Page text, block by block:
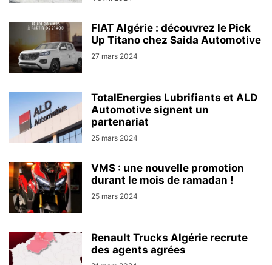
FIAT Algérie : découvrez le Pick
Up Titano chez Saida Automotive
27 mars 2024
TotalEnergies Lubrifiants et ALD
Automotive signent un
partenariat
25 mars 2024
VMS : une nouvelle promotion
durant le mois de ramadan !
25 mars 2024
Renault Trucks Algérie recrute
des agents agrées